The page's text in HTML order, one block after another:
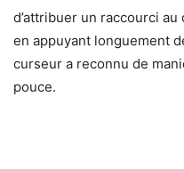
d’attribuer un raccourci
en appuyant longuement
curseur a reconnu de
pouce.